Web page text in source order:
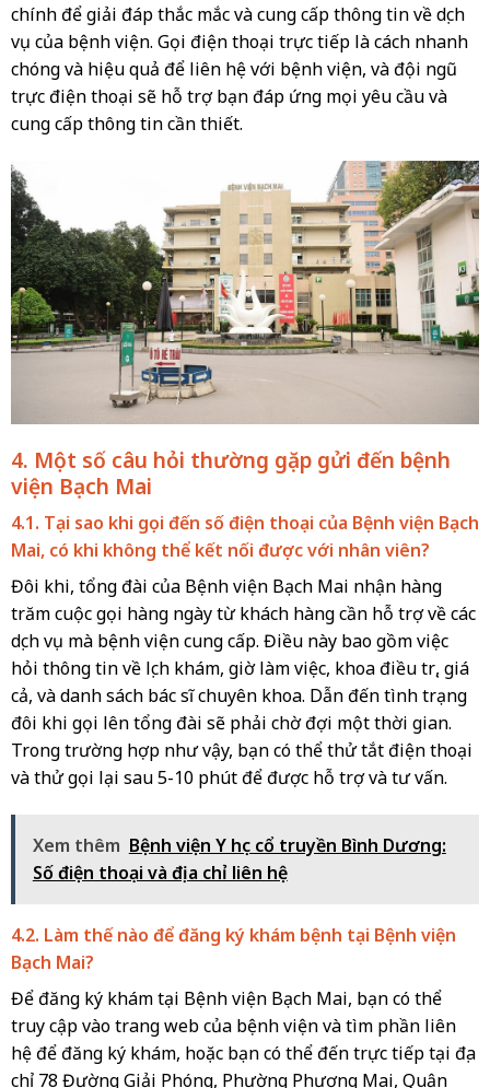
chính để giải đáp thắc mắc và cung cấp thông tin về dịch
vụ của bệnh viện. Gọi điện thoại trực tiếp là cách nhanh
chóng và hiệu quả để liên hệ với bệnh viện, và đội ngũ
trực điện thoại sẽ hỗ trợ bạn đáp ứng mọi yêu cầu và
cung cấp thông tin cần thiết.
4. Một số câu hỏi thường gặp gửi đến bệnh
viện Bạch Mai
4.1. Tại sao khi gọi đến số điện thoại của Bệnh viện Bạch
Mai, có khi không thể kết nối được với nhân viên?
Đôi khi, tổng đài của Bệnh viện Bạch Mai nhận hàng
trăm cuộc gọi hàng ngày từ khách hàng cần hỗ trợ về các
dịch vụ mà bệnh viện cung cấp. Điều này bao gồm việc
hỏi thông tin về lịch khám, giờ làm việc, khoa điều trị, giá
cả, và danh sách bác sĩ chuyên khoa. Dẫn đến tình trạng
đôi khi gọi lên tổng đài sẽ phải chờ đợi một thời gian.
Trong trường hợp như vậy, bạn có thể thử tắt điện thoại
và thử gọi lại sau 5-10 phút để được hỗ trợ và tư vấn.
Xem thêm Bệnh viện Y học cổ truyền Bình Dương:
Số điện thoại và địa chỉ liên hệ
4.2. Làm thế nào để đăng ký khám bệnh tại Bệnh viện
Bạch Mai?
Để đăng ký khám tại Bệnh viện Bạch Mai, bạn có thể
truy cập vào trang web của bệnh viện và tìm phần liên
hệ để đăng ký khám, hoặc bạn có thể đến trực tiếp tại địa
chỉ 78 Đường Giải Phóng, Phường Phương Mai, Quận